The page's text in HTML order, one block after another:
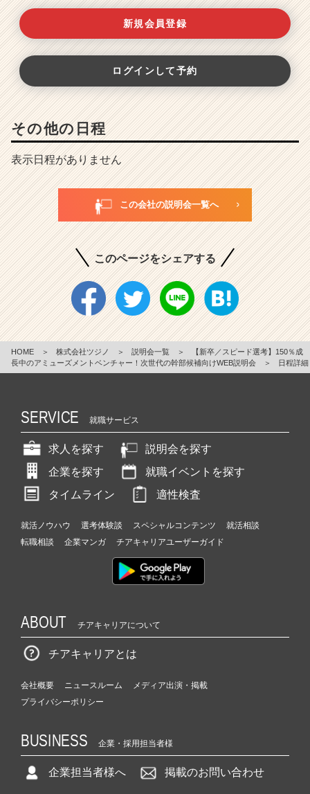
新規会員登録
ログインして予約
その他の日程
表示日程がありません
この会社の説明会一覧へ
このページをシェアする
HOME ＞ 株式会社ツジノ ＞ 説明会一覧 ＞
【新卒／スピード選考】150％成
長中のアミューズメントベンチャー！次世代の幹部候補向けWEB説明会
＞ 日程詳細
SERVICE 就職サービス
求人を探す
説明会を探す
企業を探す
就職イベントを探す
タイムライン
適性検査
就活ノウハウ 選考体験談 スペシャルコンテンツ
就活相談
転職相談
企業マンガ チアキャリアユーザーガイド
ABOUT チアキャリアについて
チアキャリアとは
会社概要 ニュースルーム
メディア出演・掲載
プライバシーポリシー
BUSINESS 企業・採用担当者様
企業担当者様へ 掲載のお問い合わせ